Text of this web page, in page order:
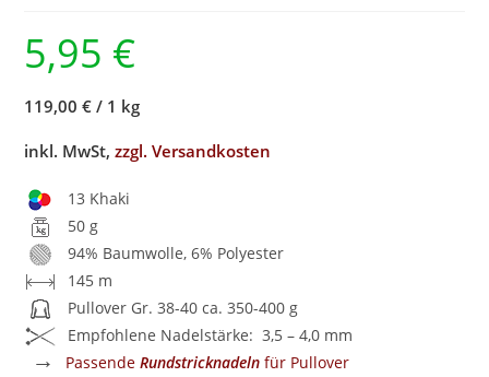
5,95 €
119,00 € / 1 kg
inkl. MwSt,zzgl. Versandkosten
13 Khaki
50 g
94% Baumwolle, 6% Polyester
145 m
Pullover Gr. 38-40 ca. 350-400 g
Empfohlene Nadelstärke: 3,5 – 4,0 mm
→ PassendeRundstricknadeln für Pullover